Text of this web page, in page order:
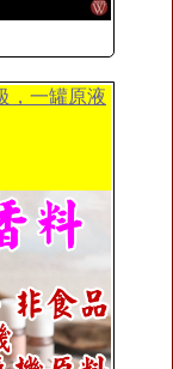
，一罐原液